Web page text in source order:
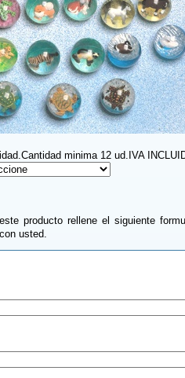
minima 12 ud.IVA
producto rellene el siguiente
usted.